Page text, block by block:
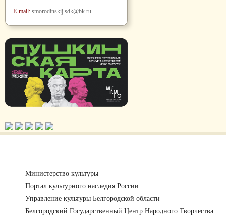
E-mail: smorodinskij.sdk@bk.ru
Министерство культуры
Портал культурного наследия России
Управление культуры Белгородской области
Белгородский Государственный Центр Народного Творчества